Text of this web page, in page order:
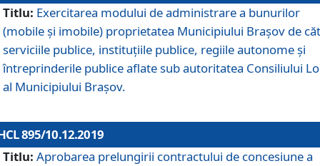
Titlu: Exercitarea modului de administrare a bunurilor
(mobile și imobile) proprietatea Municipiului Brașov de
serviciile publice, instituțiile publice, regiile autonome și
întreprinderile publice aflate sub autoritatea Consiliului
al Municipiului Brașov.
895/10.12.2019
Titlu: Aprobarea prelungirii contractului de concesiune a